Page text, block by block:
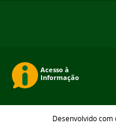
Desenvolvido com